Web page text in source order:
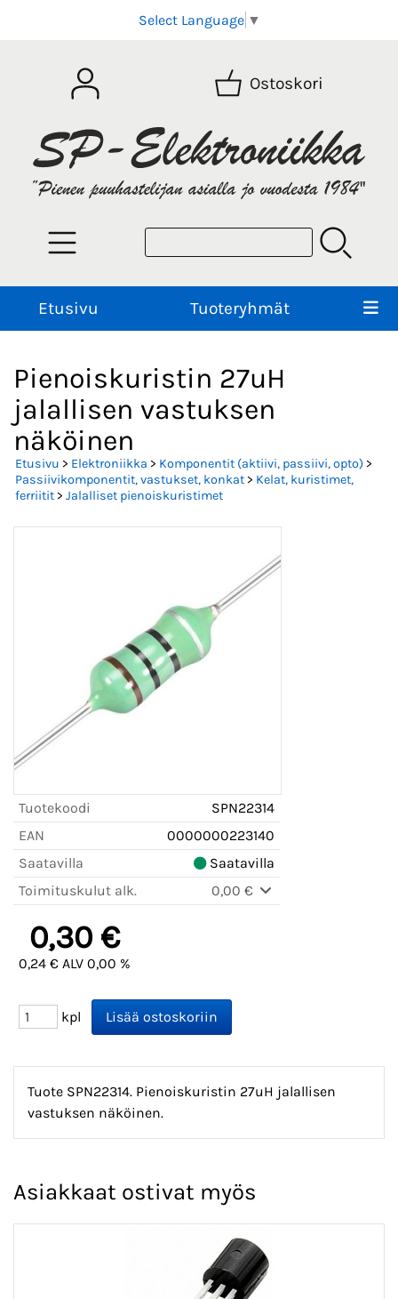
Select Language ▼
Ostoskori
Etusivu Tuoteryhmät
Pienoiskuristin 27uH
jalallisen vastuksen
näköinen
Etusivu > Elektroniikka > Komponentit (aktiivi, passiivi, opto) >
Passiivikomponentit, vastukset, konkat> Kelat, kuristimet,
ferriitit> Jalalliset pienoiskuristimet
Tuotekoodi
SPN22314
EAN
0000000223140
Saatavilla
Saatavilla
Toimituskulut alk.
0,00 €
0,30 €
0,24 € ALV 0,00 %
kpl
Tuote SPN22314. Pienoiskuristin 27uH jalallisen
vastuksen näköinen.
Asiakkaat ostivat myös